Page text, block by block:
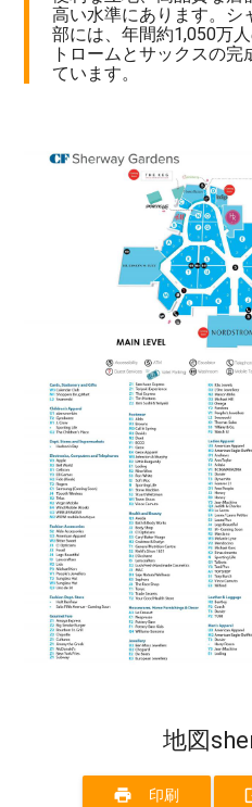
高い水準にあります。シ
部には、年間約1,050万
トロームとサックスの
ています。
地図
print 印刷